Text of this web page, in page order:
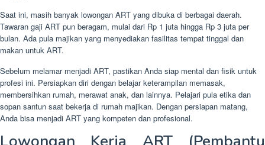
Saat ini, masih banyak lowongan ART yang dibuka di berbagai daerah.
Tawaran gaji ART pun beragam, mulai dari Rp 1 juta hingga Rp 3 juta per
bulan. Ada pula majikan yang menyediakan fasilitas tempat tinggal dan
makan untuk ART.
Sebelum melamar menjadi ART, pastikan Anda siap mental dan fisik untuk
profesi ini. Persiapkan diri dengan belajar keterampilan memasak,
membersihkan rumah, merawat anak, dan lainnya. Pelajari pula etika dan
sopan santun saat bekerja di rumah majikan. Dengan persiapan matang,
Anda bisa menjadi ART yang kompeten dan profesional.